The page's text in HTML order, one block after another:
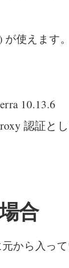
使えます。
10.13.6
認証と
合
から入っ